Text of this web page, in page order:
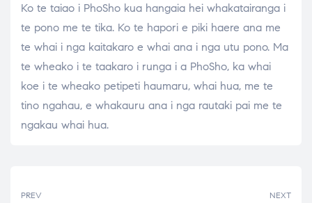
Ko te taiao i PhoSho kua hangaia hei whakatairanga i
te pono me te tika. Ko te hapori e piki haere ana me
te whai i nga kaitakaro e whai ana i nga utu pono. Ma
te wheako i te taakaro i runga i a PhoSho, ka whai
koe i te wheako petipeti haumaru, whai hua, me te
tino ngahau, e whakauru ana i nga rautaki pai me te
ngakau whai hua.
PREV NEXT